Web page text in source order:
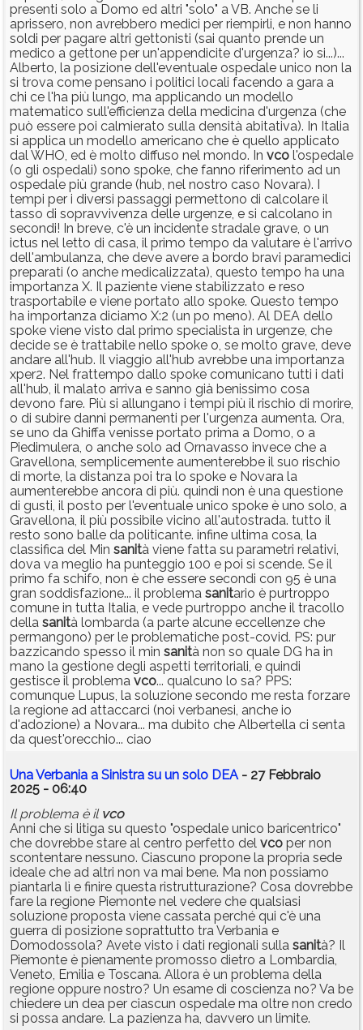
presenti solo a Domo ed altri "solo" a VB. Anche se li
aprissero, non avrebbero medici per riempirli, e non hanno
soldi per pagare altri gettonisti (sai quanto prende un
medico a gettone per un'appendicite d'urgenza? io si...)...
Alberto, la posizione dell'eventuale ospedale unico non la
si trova come pensano i politici locali facendo a gara a
chi ce l'ha più lungo, ma applicando un modello
matematico sull'efficienza della medicina d'urgenza (che
può essere poi calmierato sulla densità abitativa). In Italia
si applica un modello americano che è quello applicato
dal WHO, ed è molto diffuso nel mondo. In vco l'ospedale
(o gli ospedali) sono spoke, che fanno riferimento ad un
ospedale più grande (hub, nel nostro caso Novara). I
tempi per i diversi passaggi permettono di calcolare il
tasso di sopravvivenza delle urgenze, e si calcolano in
secondi! In breve, c'è un incidente stradale grave, o un
ictus nel letto di casa, il primo tempo da valutare è l'arrivo
dell'ambulanza, che deve avere a bordo bravi paramedici
preparati (o anche medicalizzata), questo tempo ha una
importanza X. Il paziente viene stabilizzato e reso
trasportabile e viene portato allo spoke. Questo tempo
ha importanza diciamo X:2 (un po meno). Al DEA dello
spoke viene visto dal primo specialista in urgenze, che
decide se è trattabile nello spoke o, se molto grave, deve
andare all'hub. Il viaggio all'hub avrebbe una importanza
xper2. Nel frattempo dallo spoke comunicano tutti i dati
all'hub, il malato arriva e sanno già benissimo cosa
devono fare. Più si allungano i tempi più il rischio di morire,
o di subire danni permanenti per l'urgenza aumenta. Ora,
se uno da Ghiffa venisse portato prima a Domo, o a
Piedimulera, o anche solo ad Ornavasso invece che a
Gravellona, semplicemente aumenterebbe il suo rischio
di morte, la distanza poi tra lo spoke e Novara la
aumenterebbe ancora di più. quindi non è una questione
di gusti, il posto per l'eventuale unico spoke è uno solo, a
Gravellona, il più possibile vicino all'autostrada. tutto il
resto sono balle da politicante. infine ultima cosa, la
classifica del Min sanità viene fatta su parametri relativi,
dova va meglio ha punteggio 100 e poi si scende. Se il
primo fa schifo, non è che essere secondi con 95 è una
gran soddisfazione... il problema sanitario è purtroppo
comune in tutta Italia, e vede purtroppo anche il tracollo
della sanità lombarda (a parte alcune eccellenze che
permangono) per le problematiche post-covid. PS: pur
bazzicando spesso il min sanità non so quale DG ha in
mano la gestione degli aspetti territoriali, e quindi
gestisce il problema vco... qualcuno lo sa? PPS:
comunque Lupus, la soluzione secondo me resta forzare
la regione ad attaccarci (noi verbanesi, anche io
d'adozione) a Novara... ma dubito che Albertella ci senta
da quest'orecchio... ciao
Una Verbania a Sinistra su un solo DEA- 27 Febbraio
2025 - 06:40
Il problema è il vco
Anni che si litiga su questo "ospedale unico baricentrico"
che dovrebbe stare al centro perfetto del vco per non
scontentare nessuno. Ciascuno propone la propria sede
ideale che ad altri non va mai bene. Ma non possiamo
piantarla lì e finire questa ristrutturazione? Cosa dovrebbe
fare la regione Piemonte nel vedere che qualsiasi
soluzione proposta viene cassata perché qui c'è una
guerra di posizione soprattutto tra Verbania e
Domodossola? Avete visto i dati regionali sulla sanità? Il
Piemonte è pienamente promosso dietro a Lombardia,
Veneto, Emilia e Toscana. Allora è un problema della
regione oppure nostro? Un esame di coscienza no? Va be
chiedere un dea per ciascun ospedale ma oltre non credo
si possa andare. La pazienza ha, davvero un limite.